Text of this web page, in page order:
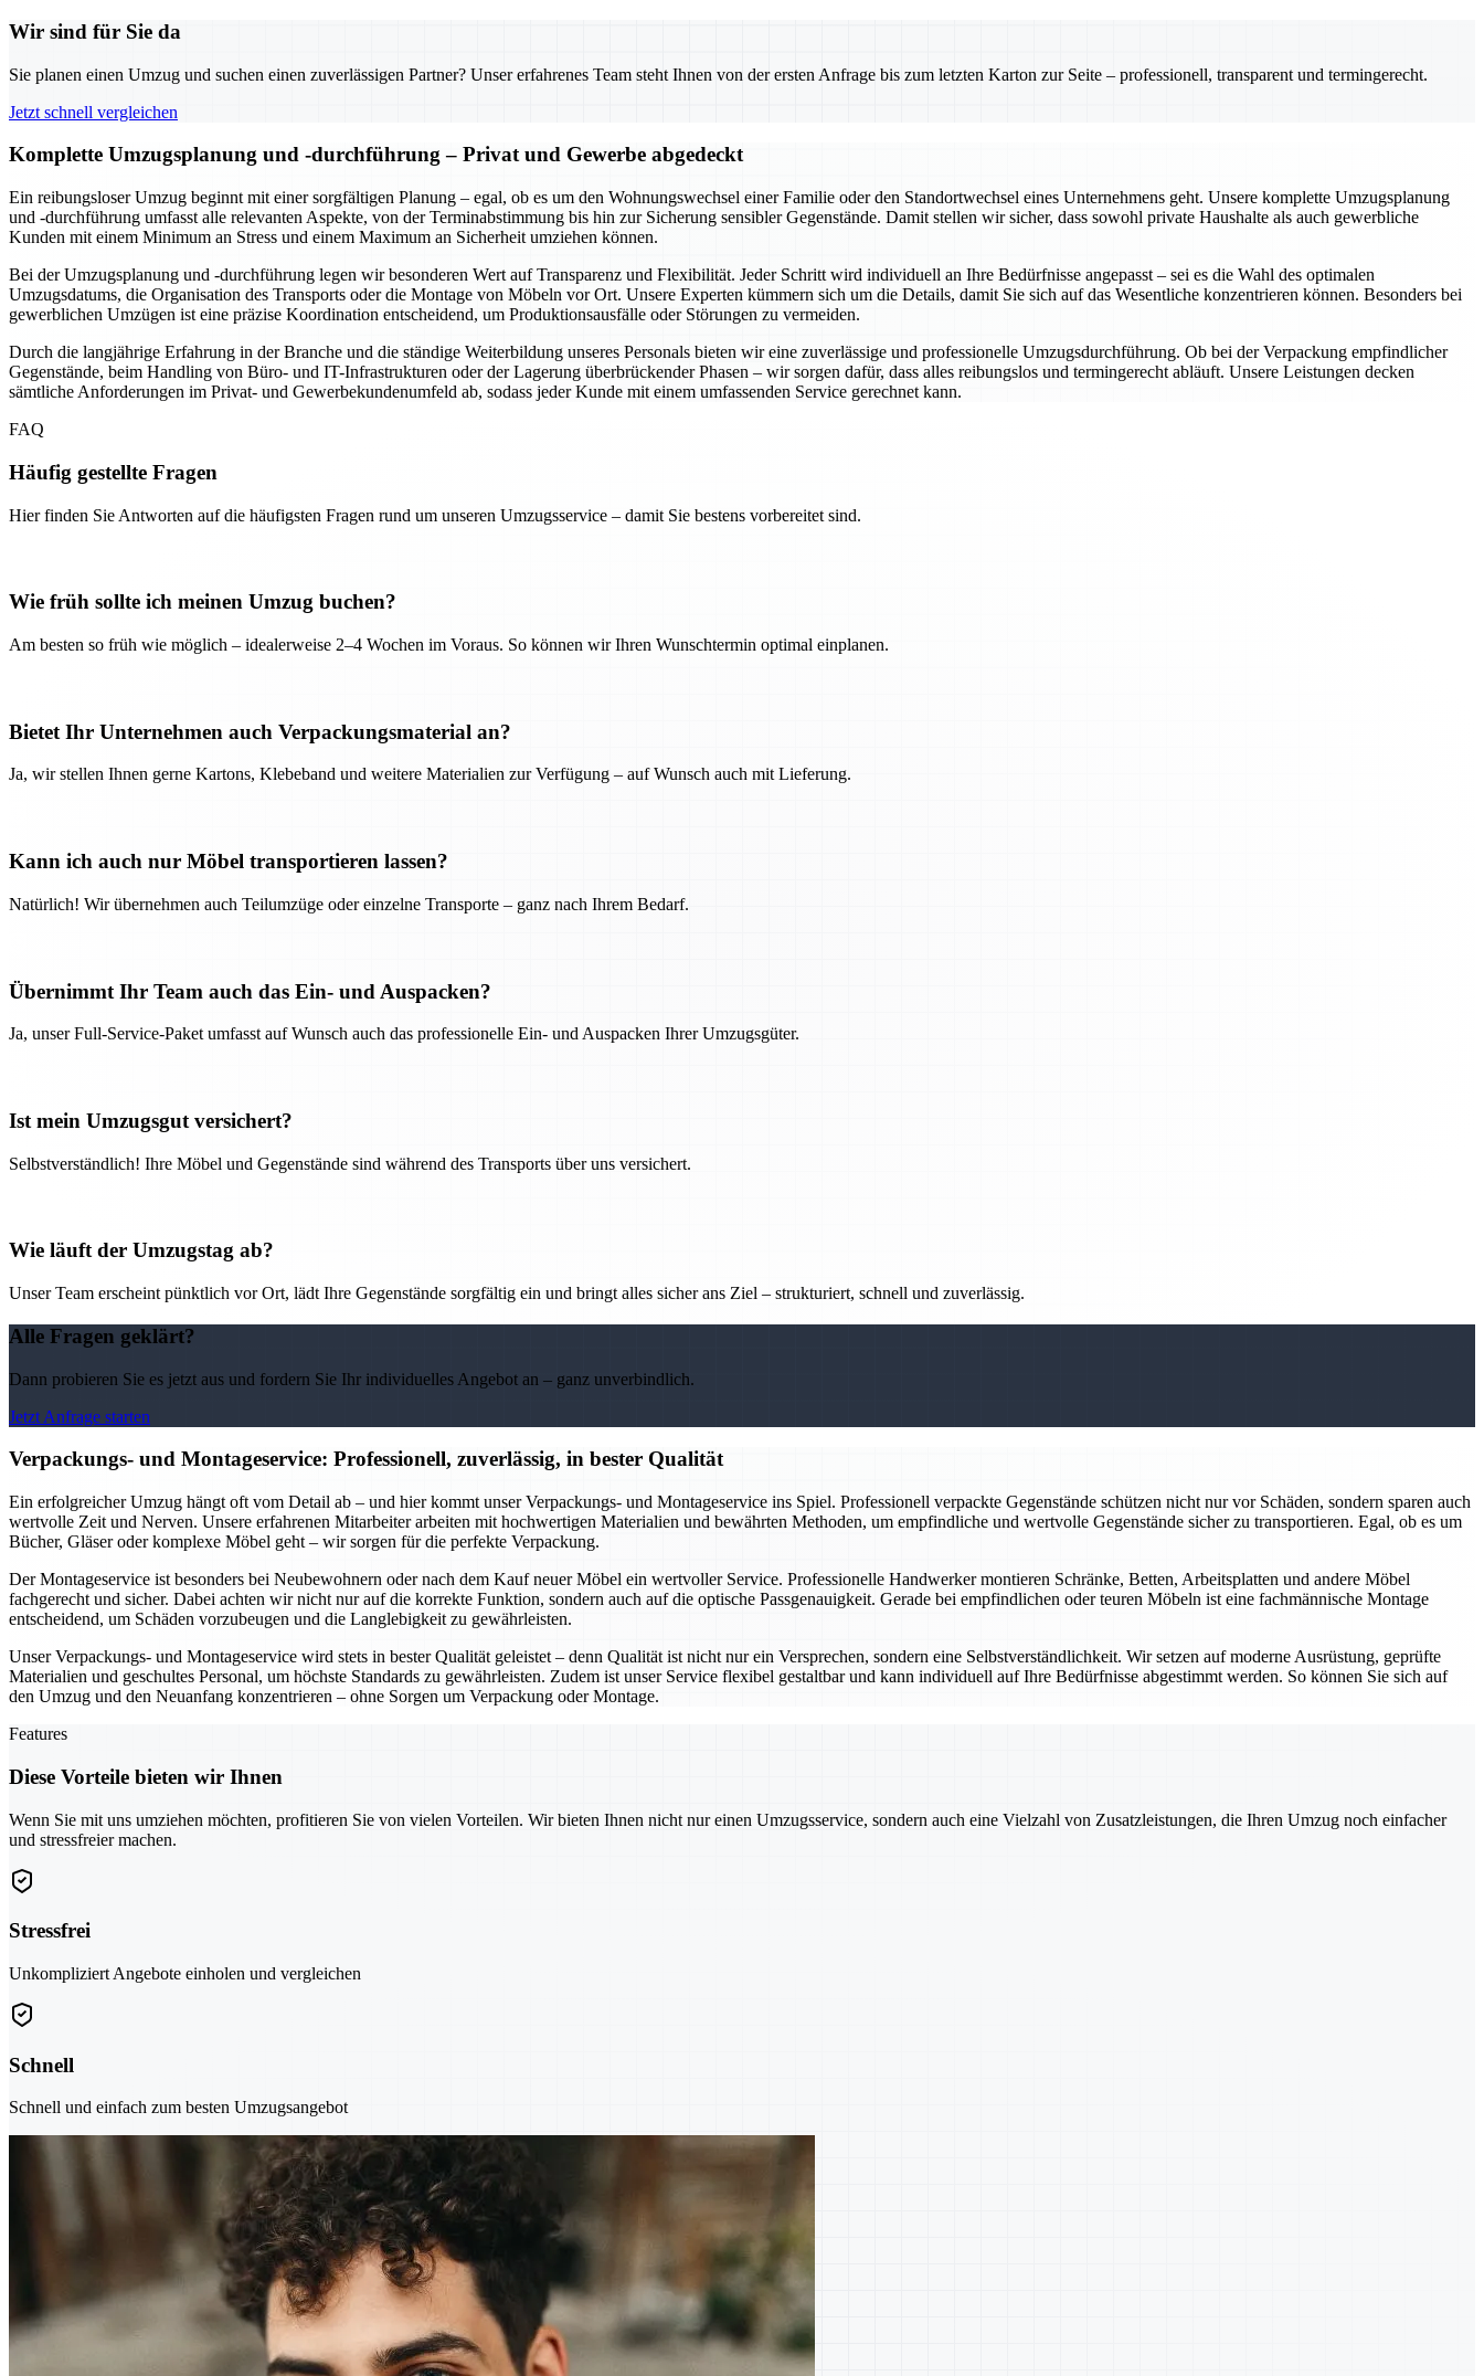
Wir sind für Sie da
Sie planen einen Umzug und suchen einen zuverlässigen Partner? Unser erfahrenes Team steht Ihnen von der ersten Anfrage bis zum letzten Karton zur Seite – professionell, transparent und termingerecht.
Jetzt schnell vergleichen
Komplette Umzugsplanung und -durchführung – Privat und Gewerbe abgedeckt
Ein reibungsloser Umzug beginnt mit einer sorgfältigen Planung – egal, ob es um den Wohnungswechsel einer Familie oder den Standortwechsel eines Unternehmens geht. Unsere komplette Umzugsplanung
und -durchführung umfasst alle relevanten Aspekte, von der Terminabstimmung bis hin zur Sicherung sensibler Gegenstände. Damit stellen wir sicher, dass sowohl private Haushalte als auch gewerbliche
Kunden mit einem Minimum an Stress und einem Maximum an Sicherheit umziehen können.
Bei der Umzugsplanung und -durchführung legen wir besonderen Wert auf Transparenz und Flexibilität. Jeder Schritt wird individuell an Ihre Bedürfnisse angepasst – sei es die Wahl des optimalen
Umzugsdatums, die Organisation des Transports oder die Montage von Möbeln vor Ort. Unsere Experten kümmern sich um die Details, damit Sie sich auf das Wesentliche konzentrieren können. Besonders bei
gewerblichen Umzügen ist eine präzise Koordination entscheidend, um Produktionsausfälle oder Störungen zu vermeiden.
Durch die langjährige Erfahrung in der Branche und die ständige Weiterbildung unseres Personals bieten wir eine zuverlässige und professionelle Umzugsdurchführung. Ob bei der Verpackung empfindlicher
Gegenstände, beim Handling von Büro- und IT-Infrastrukturen oder der Lagerung überbrückender Phasen – wir sorgen dafür, dass alles reibungslos und termingerecht abläuft. Unsere Leistungen decken
sämtliche Anforderungen im Privat- und Gewerbekundenumfeld ab, sodass jeder Kunde mit einem umfassenden Service gerechnet kann.
FAQ
Häufig gestellte Fragen
Hier finden Sie Antworten auf die häufigsten Fragen rund um unseren Umzugsservice – damit Sie bestens vorbereitet sind.
Wie früh sollte ich meinen Umzug buchen?
Am besten so früh wie möglich – idealerweise 2–4 Wochen im Voraus. So können wir Ihren Wunschtermin optimal einplanen.
Bietet Ihr Unternehmen auch Verpackungsmaterial an?
Ja, wir stellen Ihnen gerne Kartons, Klebeband und weitere Materialien zur Verfügung – auf Wunsch auch mit Lieferung.
Kann ich auch nur Möbel transportieren lassen?
Natürlich! Wir übernehmen auch Teilumzüge oder einzelne Transporte – ganz nach Ihrem Bedarf.
Übernimmt Ihr Team auch das Ein- und Auspacken?
Ja, unser Full-Service-Paket umfasst auf Wunsch auch das professionelle Ein- und Auspacken Ihrer Umzugsgüter.
Ist mein Umzugsgut versichert?
Selbstverständlich! Ihre Möbel und Gegenstände sind während des Transports über uns versichert.
Wie läuft der Umzugstag ab?
Unser Team erscheint pünktlich vor Ort, lädt Ihre Gegenstände sorgfältig ein und bringt alles sicher ans Ziel – strukturiert, schnell und zuverlässig.
Alle Fragen geklärt?
Dann probieren Sie es jetzt aus und fordern Sie Ihr individuelles Angebot an – ganz unverbindlich.
Jetzt Anfrage starten
Verpackungs- und Montageservice: Professionell, zuverlässig, in bester Qualität
Ein erfolgreicher Umzug hängt oft vom Detail ab – und hier kommt unser Verpackungs- und Montageservice ins Spiel. Professionell verpackte Gegenstände schützen nicht nur vor Schäden, sondern sparen auch
wertvolle Zeit und Nerven. Unsere erfahrenen Mitarbeiter arbeiten mit hochwertigen Materialien und bewährten Methoden, um empfindliche und wertvolle Gegenstände sicher zu transportieren. Egal, ob es um
Bücher, Gläser oder komplexe Möbel geht – wir sorgen für die perfekte Verpackung.
Der Montageservice ist besonders bei Neubewohnern oder nach dem Kauf neuer Möbel ein wertvoller Service. Professionelle Handwerker montieren Schränke, Betten, Arbeitsplatten und andere Möbel
fachgerecht und sicher. Dabei achten wir nicht nur auf die korrekte Funktion, sondern auch auf die optische Passgenauigkeit. Gerade bei empfindlichen oder teuren Möbeln ist eine fachmännische Montage
entscheidend, um Schäden vorzubeugen und die Langlebigkeit zu gewährleisten.
Unser Verpackungs- und Montageservice wird stets in bester Qualität geleistet – denn Qualität ist nicht nur ein Versprechen, sondern eine Selbstverständlichkeit. Wir setzen auf moderne Ausrüstung, geprüfte
Materialien und geschultes Personal, um höchste Standards zu gewährleisten. Zudem ist unser Service flexibel gestaltbar und kann individuell auf Ihre Bedürfnisse abgestimmt werden. So können Sie sich auf
den Umzug und den Neuanfang konzentrieren – ohne Sorgen um Verpackung oder Montage.
Features
Diese Vorteile bieten wir Ihnen
Wenn Sie mit uns umziehen möchten, profitieren Sie von vielen Vorteilen. Wir bieten Ihnen nicht nur einen Umzugsservice, sondern auch eine Vielzahl von Zusatzleistungen, die Ihren Umzug noch einfacher
und stressfreier machen.
Stressfrei
Unkompliziert Angebote einholen und vergleichen
Schnell
Schnell und einfach zum besten Umzugsangebot